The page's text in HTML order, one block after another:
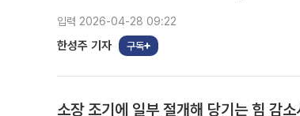
입력 2026-04-28 09:22
한성주 기자 구독
소장 조기에 일부 절개해 당기는 힘 감소